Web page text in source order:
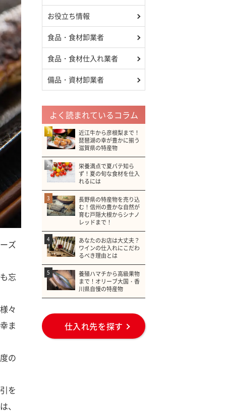
ズ
忘
々
ま
の
を
、
お役立ち情報
食品・食材卸業者
食品・食材仕入れ業者
備品・資材卸業者
よく読まれているコラム
1
近江牛から彦根梨まで！
琵琶湖の幸が豊かに揃う
滋賀県の特産物
2
栄養満点で夏バテ知ら
ず！夏の旬な食材を仕入
れるには
3
長野県の特産物を売り込
む！信州の豊かな自然が
育む戸隠大根からシナノ
レッドまで！
4
あなたのお店は大丈夫？
ワインの仕入れにこだわ
るべき理由とは
5
養殖ハマチから高級果物
まで！オリーブ大国・香
川県自慢の特産物
仕入れ先を探す